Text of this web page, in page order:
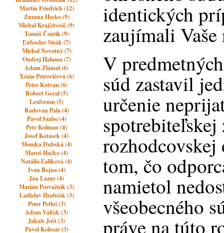
Martin Friedrich (12)
Zuzana Hecko (9)
Michal Krajčírovič (9)
Tomáš Čentík (9)
Ľuboslav Sisák (7)
Michal Novotný (7)
Ondrej Halama (7)
Adam Zlámal (6)
Xénia Petrovičová (6)
Peter Kotvan (6)
Robert Goral (5)
Lexforum (5)
Radovan Pala (4)
Pavol Szabo (4)
Petr Kolman (4)
Josef Kotásek (4)
Monika Dubská (4)
Maroš Hačko (4)
Natália Ľalíková (4)
Ivan Bojna (4)
Ján Lazur (4)
Marián Porvažník (3)
Ladislav Hrabčák (3)
Peter Pethő (3)
Adam Valček (3)
Jakub Jošt (3)
Pavol Kolesár (3)
identických
zaujímali Vaše
V
súd zastavil
určenie
tom, čo
namietol
všeobecného
práve na túto